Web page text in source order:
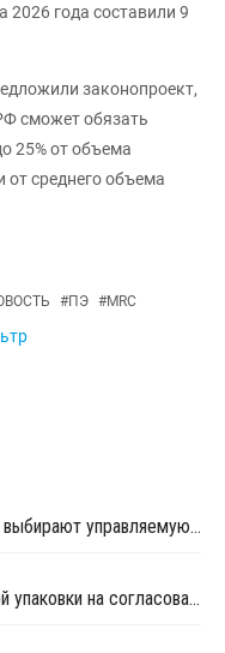
года составили 9
законопроект,
сможет обязать
25% от объема
от среднего объема
#ПЭ #MRC
Переработчики пластмасс все чаще выбирают управляемую вторичную гранулу
ФАС проверит производителей гибкой упаковки на согласованное повышение цен